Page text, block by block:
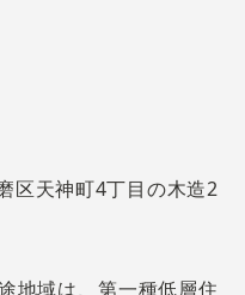
区天神町4丁目の木造2
地域は、第一種低層住